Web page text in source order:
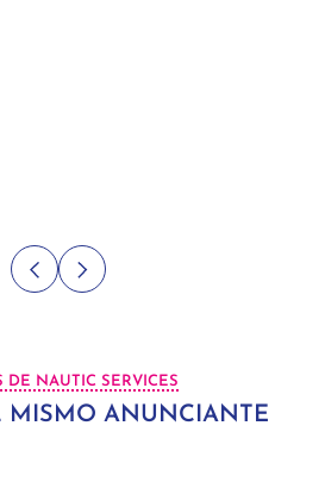
DE NAUTIC SERVICES
MISMO ANUNCIANTE